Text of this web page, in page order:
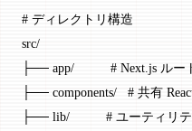
# ディレクトリ構造
src/
├── app/          # Next.js ルー
├── components/   # 共有
├── lib/          # ユーティリ